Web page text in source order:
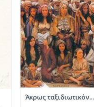
Άκρως ταξιδιωτικόν...